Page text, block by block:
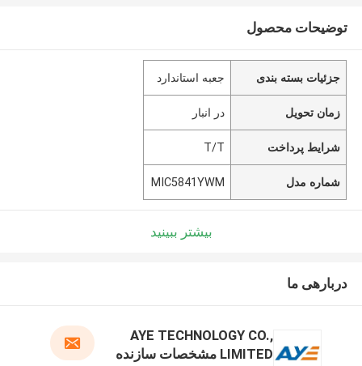
توضیحات محصول
جزئیات بسته بندی جعبه استاندارد
زمان تحویل در انبار
شرایط پرداخت T/T
شماره مدل MIC5841YWM
بیشتر ببینید
دربارهی ما
AYE TECHNOLOGY CO.,
LIMITED مشخصات سازنده